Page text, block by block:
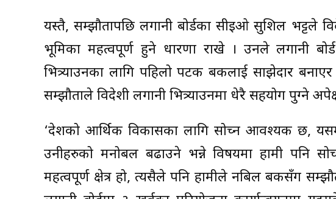
यस्तै, सम्झौतापछि लगानी बोर्डका सीइओ सुशिल भट्टले
भूमिका महत्वपूर्ण हुने धारणा राखे । उनले लगानी
भित्र्याउनका लागि पहिलो पटक बैंकलाई साझेदार
सम्झौताले विदेशी लगानी भित्र्याउनमा धेरै सहयोग पुग्ने
‘देशको आर्थिक विकासका लागि सोच्न आवश्यक छ,
उनीहरुको मनोबल बढाउने भन्ने विषयमा हामी पनि
महत्वपूर्ण क्षेत्र हो, त्यसैले पनि हामीले नबिल बैंकसँग